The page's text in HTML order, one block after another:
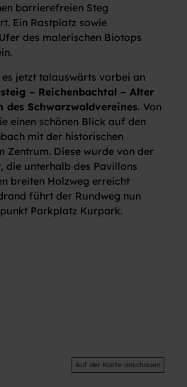
barrierefreien Steg
Ein Rastplatz sowie
des malerischen Biotops
jetzt talauswärts vorbei an
– Reichenbachtal – Alter
des Schwarzwaldvereines. Von
einen schönen Blick auf den
mit der historischen
Zentrum. Diese wurde von der
die unterhalb des Pavillons
breiten Holzweg erreicht
führt der Rundweg nun
Parkplatz Kurpark.
Auf der Karte anschauen